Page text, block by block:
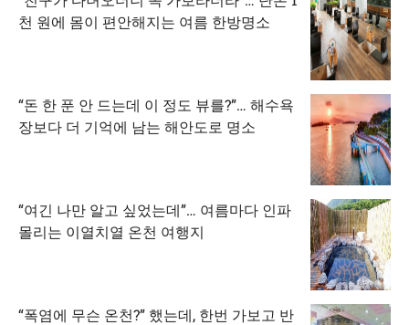
천 원에 몸이 편안해지는 여름 한방명소
“돈 한 푼 안 드는데 이 정도 뷰를?”… 해수욕
장보다 더 기억에 남는 해안도로 명소
“여긴 나만 알고 싶었는데”… 여름마다 인파
몰리는 이열치열 온천 여행지
“폭염에 무슨 온천?” 했는데, 한번 가보고 반